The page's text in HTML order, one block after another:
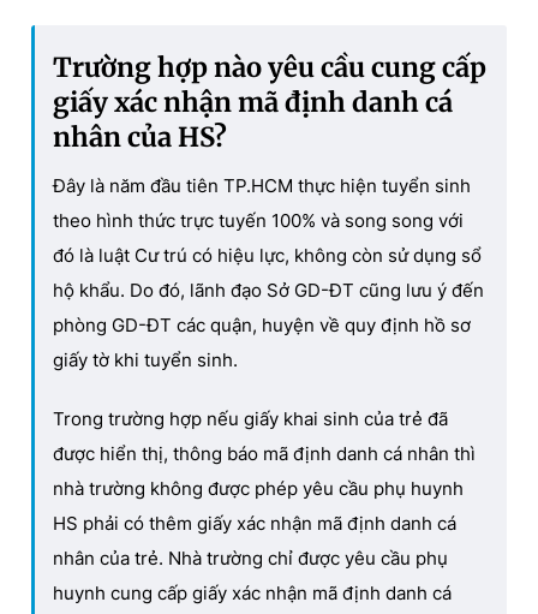
Trường hợp nào yêu cầu cung cấp
giấy xác nhận mã định danh cá
nhân của HS?
Đây là năm đầu tiên TP.HCM thực hiện tuyển sinh
theo hình thức trực tuyến 100% và song song với
đó là luật Cư trú có hiệu lực, không còn sử dụng sổ
hộ khẩu. Do đó, lãnh đạo Sở GD-ĐT cũng lưu ý đến
phòng GD-ĐT các quận, huyện về quy định hồ sơ
giấy tờ khi tuyển sinh.
Trong trường hợp nếu giấy khai sinh của trẻ đã
được hiển thị, thông báo mã định danh cá nhân thì
nhà trường không được phép yêu cầu phụ huynh
HS phải có thêm giấy xác nhận mã định danh cá
nhân của trẻ. Nhà trường chỉ được yêu cầu phụ
huynh cung cấp giấy xác nhận mã định danh cá